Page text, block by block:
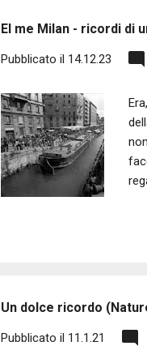
El me Milan - ricordi di
Pubblicato il 14.12.23
Un dolce ricordo
Pubblicato il 11.1.21